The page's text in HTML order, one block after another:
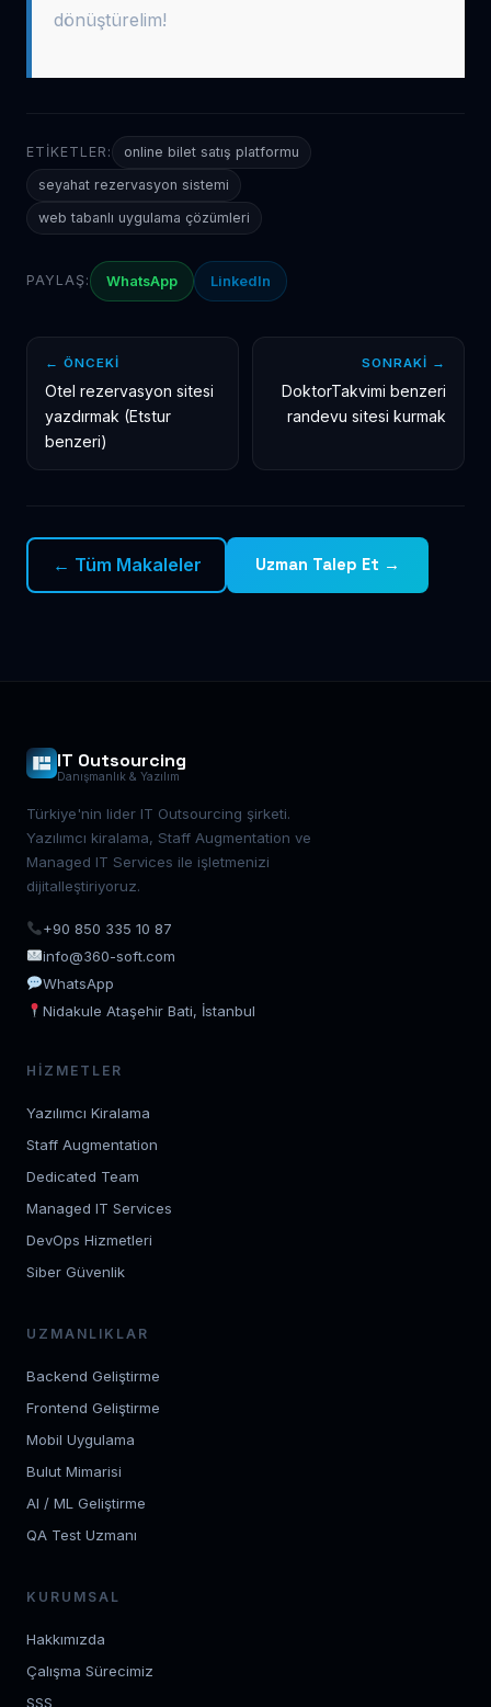
dönüştürelim!
ETIKETLER:
online bilet satış platformu
seyahat rezervasyon sistemi
web tabanlı uygulama çözümleri
PAYLAŞ: WhatsApp LinkedIn
← ÖNCEKI
Otel rezervasyon sitesi
yazdırmak (Etstur
benzeri)
SONRAKI →
DoktorTakvimi benzeri
randevu sitesi kurmak
← Tüm Makaleler Uzman Talep Et →
IT Outsourcing
Danışmanlık & Yazılım
Türkiye'nin lider IT Outsourcing şirketi.
Yazılımcı kiralama, Staff Augmentation ve
Managed IT Services ile işletmenizi
dijitalleştiriyoruz.
+90 850 335 10 87
info@360-soft.com
WhatsApp
Nidakule Ataşehir Bati, İstanbul
HIZMETLER
Yazılımcı Kiralama
Staff Augmentation
Dedicated Team
Managed IT Services
DevOps Hizmetleri
Siber Güvenlik
UZMANLIKLAR
Backend Geliştirme
Frontend Geliştirme
Mobil Uygulama
Bulut Mimarisi
AI / ML Geliştirme
QA Test Uzmanı
KURUMSAL
Hakkımızda
Çalışma Sürecimiz
SSS